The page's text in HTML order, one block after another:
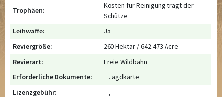
Trophäen:
Kosten für Reinigung trägt der
Schütze
Leihwaffe:
Ja
Reviergröße:
260 Hektar / 642.473 Acre
Revierart:
Freie Wildbahn
Erforderliche Dokumente:
Jagdkarte
Lizenzgebühr:
,-